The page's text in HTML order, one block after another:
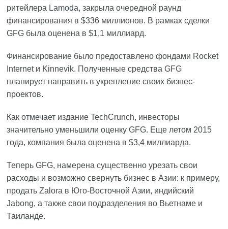
ритейлера Lamoda, закрыла очередной раунд
финансирования в $336 миллионов. В рамках сделки
GFG была оценена в $1,1 миллиард.
Финансирование было предоставлено фондами Rocket
Internet и Kinnevik. Полученные средства GFG
планирует направить в укрепление своих бизнес-
проектов.
Какотмечает издание TechCrunch, инвесторы
значительно уменьшили оценку GFG. Еще летом 2015
года, компания была оценена в $3,4 миллиарда.
Теперь GFG, намерена существенно урезать свои
расходы и возможно свернуть бизнес в Азии: к примеру,
продать Zalora в Юго-Восточной Азии, индийский
Jabong, а также свои подразделения во Вьетнаме и
Таиланде.